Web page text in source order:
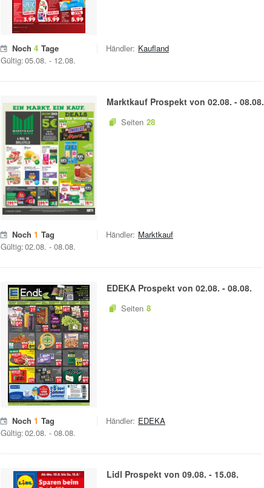
Noch 4 Tage
Gültig:05.08. - 12.08.
Händler: Kaufland
Marktkauf Prospekt von 02.08. - 08.08.
Seiten 28
Noch 1 Tag
Gültig:02.08. - 08.08.
Händler: Marktkauf
EDEKA Prospekt von 02.08. - 08.08.
Seiten 8
Noch 1 Tag
Gültig:02.08. - 08.08.
Händler: EDEKA
Lidl Prospekt von 09.08. - 15.08.